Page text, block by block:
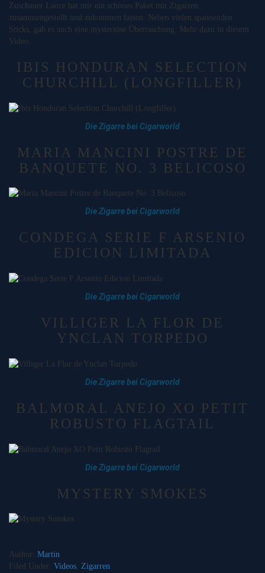
Zuschauer Lance hat mir ein schönes Paket mit Zigarren
zusammengestellt und zukommen lassen. Neben vielen spannenden
Sticks, gab es auch eine mysteriöse Überraschung. Mehr dazu in diesem
Video.
IBIS HONDURAN SELECTION
CHURCHILL (LONGFILLER)
Die Zigarre bei Cigarworld
MARIA MANCINI POSTRE DE
BANQUETE NO. 3 BELICOSO
Die Zigarre bei Cigarworld
CONDEGA SERIE F ARSENIO
EDICION LIMITADA
Die Zigarre bei Cigarworld
VILLIGER LA FLOR DE
YNCLAN TORPEDO
Die Zigarre bei Cigarworld
BALMORAL ANEJO XO PETIT
ROBUSTO FLAGTAIL
Die Zigarre bei Cigarworld
MYSTERY SMOKES
Author: Martin
Filed Under: Videos, Zigarren